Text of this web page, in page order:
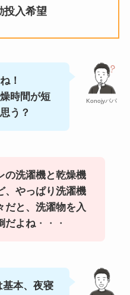
投入希望
Konojyパパ
！
時間が短
う？
の洗濯機と乾燥機
、やっぱり洗濯機
だと、洗濯物を入
だよね・・・
本、夜寝